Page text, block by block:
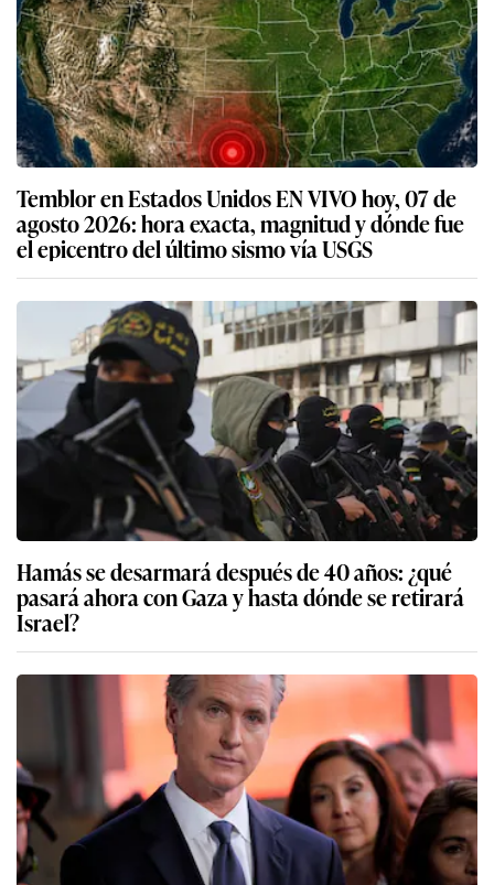
Temblor en Estados Unidos EN VIVO hoy, 07 de
agosto 2026: hora exacta, magnitud y dónde fue
el epicentro del último sismo vía USGS
Hamás se desarmará después de 40 años: ¿qué
pasará ahora con Gaza y hasta dónde se retirará
Israel?